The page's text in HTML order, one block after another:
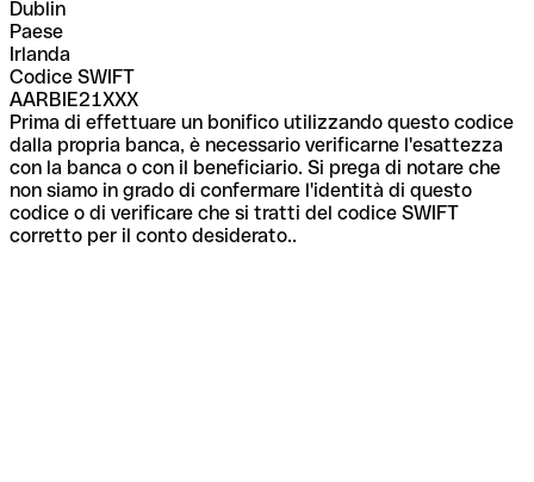
Dublin
Paese
Irlanda
Codice SWIFT
AARBIE21XXX
Prima di effettuare un bonifico utilizzando questo codice
dalla propria banca, è necessario verificarne l'esattezza
con la banca o con il beneficiario. Si prega di notare che
non siamo in grado di confermare l'identità di questo
codice o di verificare che si tratti del codice SWIFT
corretto per il conto desiderato..